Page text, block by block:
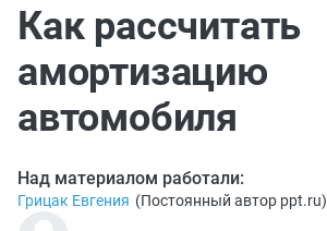
07.08
отношений
#новости
Как рассчитать
амортизацию
автомобиля
Над материалом работали:
Грицак Евгения (Постоянный автор ppt.ru)